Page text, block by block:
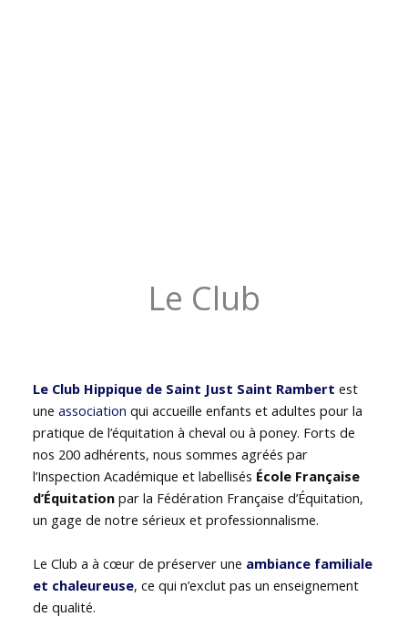
Le Club
Le Club Hippique de Saint Just Saint Rambert est
uneassociation qui accueille enfants et adultes pour la
pratique de l’équitation à cheval ou à poney. Forts de
nos 200 adhérents, nous sommes agréés par
l’Inspection Académique et labellisés École Française
d’Équitation par la Fédération Française d’Équitation,
un gage de notre sérieux et professionnalisme.
Le Club a à cœur de préserver une ambiance familiale
et chaleureuse, ce qui n’exclut pas un enseignement
de qualité.